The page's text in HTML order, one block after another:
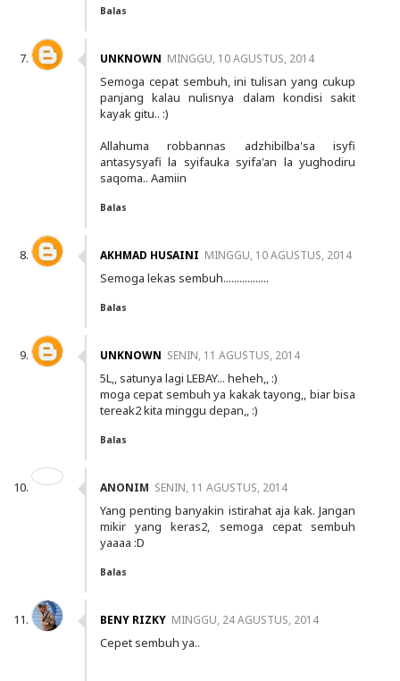
Balas
UNKNOWN MINGGU, 10 AGUSTUS, 2014
Semoga cepat sembuh, ini tulisan yang cukup
panjang kalau nulisnya dalam kondisi sakit
kayak gitu.. :)
Allahuma robbannas adzhibilba'sa isyfi
antasysyafi la syifauka syifa'an la yughodiru
saqoma.. Aamiin
Balas
AKHMAD HUSAINI MINGGU, 10 AGUSTUS, 2014
Semoga lekas sembuh.................
Balas
UNKNOWN SENIN, 11 AGUSTUS, 2014
5L,, satunya lagi LEBAY... heheh,, :)
moga cepat sembuh ya kakak tayong,, biar bisa
tereak2 kita minggu depan,, :)
Balas
ANONIM SENIN, 11 AGUSTUS, 2014
Yang penting banyakin istirahat aja kak. Jangan
mikir yang keras2, semoga cepat sembuh
yaaaa :D
Balas
BENY RIZKY MINGGU, 24 AGUSTUS, 2014
Cepet sembuh ya..